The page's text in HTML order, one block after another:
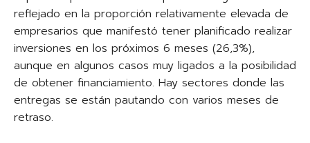
reflejado en la proporción relativamente elevada de
empresarios que manifestó tener planificado realizar
inversiones en los próximos 6 meses (26,3%),
aunque en algunos casos muy ligados a la posibilidad
de obtener financiamiento. Hay sectores donde las
entregas se están pautando con varios meses de
retraso.